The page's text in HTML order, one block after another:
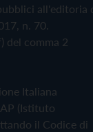
all'editoria
n. 70.
del comma 2
Italiana
(Istituto
il Codice di